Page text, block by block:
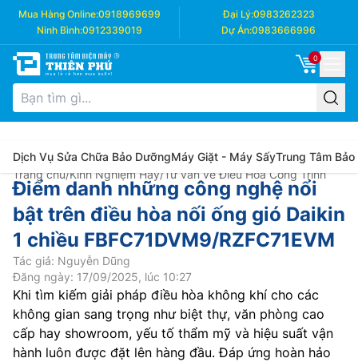
Mua Hàng Online:0918969699 Đại Lý:0983262323
Ninh Bình:0912339019 Dự Án:0983666996
0
Dịch Vụ Sửa Chữa Bảo DưỡngMáy Giặt - Máy SấyTrung Tâm Bảo
Trang chủ/Kinh Nghiệm Hay/Tư vấn về Điều Hòa Công Trình
Điểm danh những công nghệ nổi
bật trên điều hòa nối ống gió Daikin
1 chiều FBFC71DVM9/RZFC71EVM
Tác giả: Nguyễn Dũng
Đăng ngày: 17/09/2025, lúc 10:27
Khi tìm kiếm giải pháp điều hòa không khí cho các
không gian sang trọng như biệt thự, văn phòng cao
cấp hay showroom, yếu tố thẩm mỹ và hiệu suất vận
hành luôn được đặt lên hàng đầu. Đáp ứng hoàn hảo